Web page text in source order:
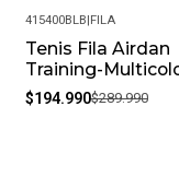
-33%
415400BLB FILA
Tenis Fila Airdan
Training-
$194.990$289.990